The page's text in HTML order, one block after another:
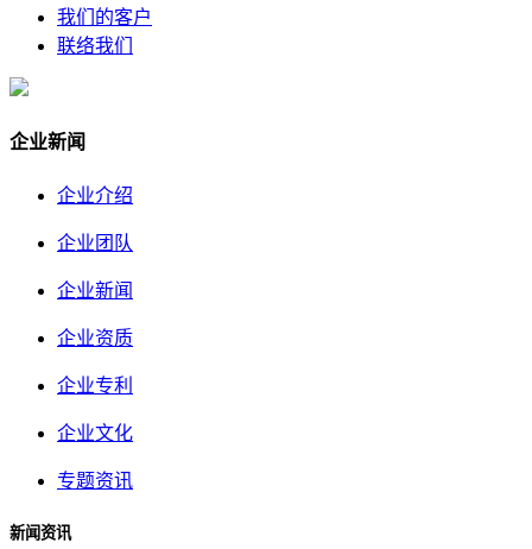
我们的客户
联络我们
企业新闻
企业介绍
企业团队
企业新闻
企业资质
企业专利
企业文化
专题资讯
新闻资讯